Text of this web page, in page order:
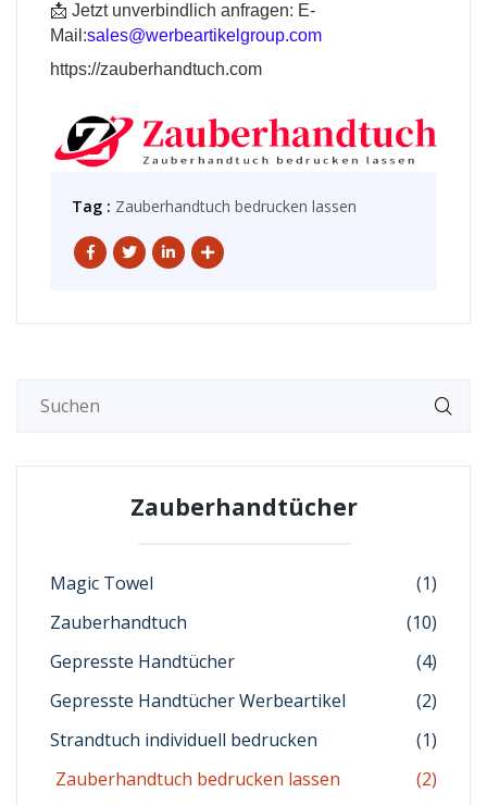
📩 Jetzt unverbindlich anfragen: E-
Mail:sales@werbeartikelgroup.com
https://zauberhandtuch.com
Tag : Zauberhandtuch bedrucken lassen
Zauberhandtücher
Magic Towel
(1)
Zauberhandtuch
(10)
Gepresste Handtücher
(4)
Gepresste Handtücher Werbeartikel
(2)
Strandtuch individuell bedrucken
(1)
Zauberhandtuch bedrucken lassen
(2)